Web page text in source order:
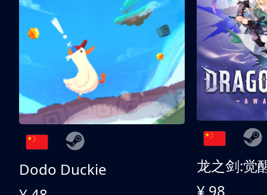
Dodo Duckie
龙之剑:觉
¥ 98